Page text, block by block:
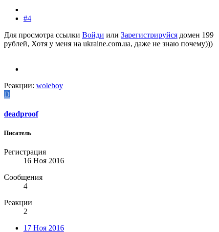
#4
Для просмотра ссылки Войди или Зарегистрируйся домен 199
рублей, Хотя у меня на ukraine.com.ua, даже не знаю почему)))
Реакции: woleboy
D
deadproof
Писатель
Регистрация
16 Ноя 2016
Сообщения
4
Реакции
2
17 Ноя 2016